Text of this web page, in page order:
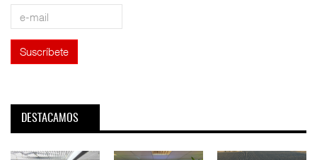
DESTACAMOS